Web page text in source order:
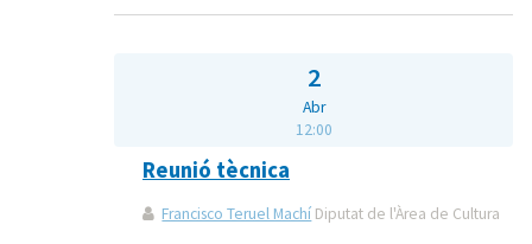
2
Abr
12:00
Reunió tècnica
Francisco Teruel Machí Diputat de l'Àrea de Cultura